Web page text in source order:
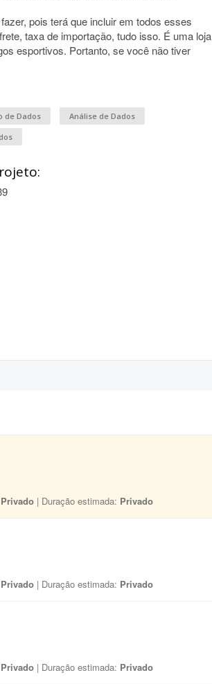
pois terá que incluir em todos esses
taxa de importação, tudo isso. É uma loja
esportivos. Portanto, se você não tiver
de Dados
Análise de Dados
Privado | Duração estimada: Privado
Privado | Duração estimada: Privado
Privado | Duração estimada: Privado